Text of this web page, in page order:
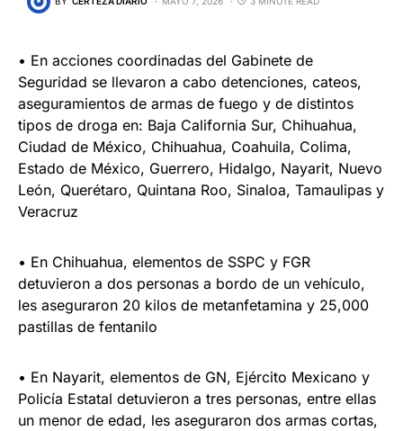
• En acciones coordinadas del Gabinete de
Seguridad se llevaron a cabo detenciones, cateos,
aseguramientos de armas de fuego y de distintos
tipos de droga en: Baja California Sur, Chihuahua,
Ciudad de México, Chihuahua, Coahuila, Colima,
Estado de México, Guerrero, Hidalgo, Nayarit, Nuevo
León, Querétaro, Quintana Roo, Sinaloa, Tamaulipas y
Veracruz
• En Chihuahua, elementos de SSPC y FGR
detuvieron a dos personas a bordo de un vehículo,
les aseguraron 20 kilos de metanfetamina y 25,000
pastillas de fentanilo
• En Nayarit, elementos de GN, Ejército Mexicano y
Policía Estatal detuvieron a tres personas, entre ellas
un menor de edad, les aseguraron dos armas cortas,